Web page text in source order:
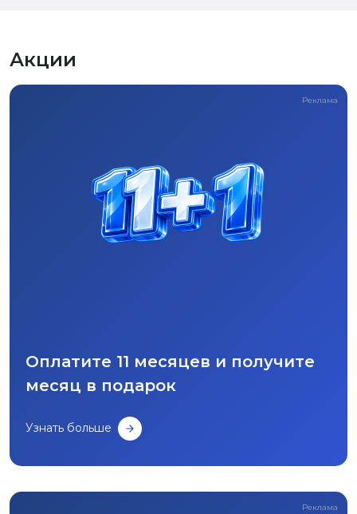
Акции
Оплатите 11 месяцев и получите
месяц в подарок
Узнать больше
Реклама
Реклама